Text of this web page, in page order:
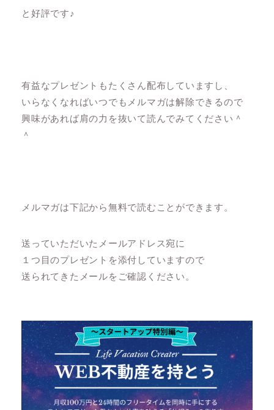
と好評です♪
有益なプレゼントもたくさん配布していますし、
いらなくなればいつでもメルマガは解除できるので
興味があれば肩の力を抜いて読んでみてください＾
＾
メルマガは下記から無料で読むことができます。
送っていただいたメールアドレス宛に
１つ目のプレゼントを添付していますので
送られてきたメールをご確認ください。